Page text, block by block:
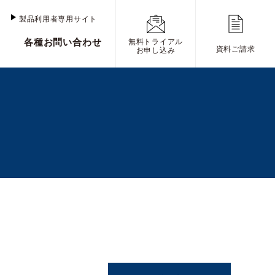
製品利用者専用サイト
各種お問い合わせ
無料トライアル
お申し込み
資料ご請求